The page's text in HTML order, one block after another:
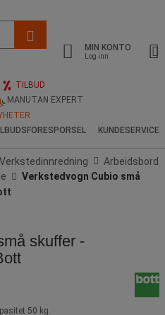
MIN KONTO
Log inn
TILBUD
MANUTAN EXPERT
KUNDESERVICE
Verkstedinnredning
Arbeidsbord
Verkstedvogn Cubio små
skuffer -
50 kg.